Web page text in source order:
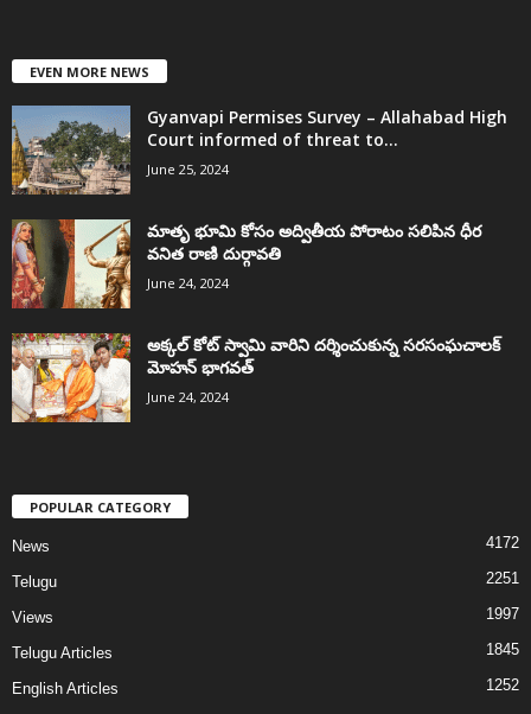
EVEN MORE NEWS
Gyanvapi Permises Survey – Allahabad High
Court informed of threat to...
June 25, 2024
మాతృ భూమి కోసం అద్వితీయ పోరాటం సలిపిన ధీర
వనిత రాణి దుర్గావతి
June 24, 2024
అక్కల్‌ కోట్‌ స్వామి వారిని దర్శించుకున్న సరసంఘచాలక్
మోహన్ భాగవత్
June 24, 2024
POPULAR CATEGORY
News 4172
Telugu 2251
Views 1997
Telugu Articles 1845
English Articles
1252